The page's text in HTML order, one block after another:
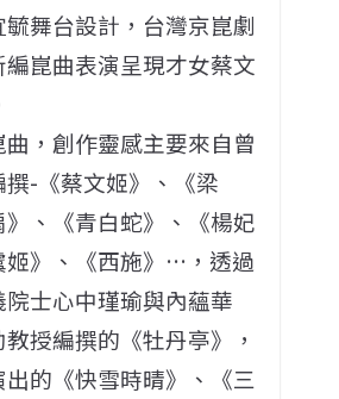
舞台設計，台灣京崑劇
崑曲表演呈現才女蔡文
，創作靈感主要來自曾
-《蔡文姬》、《梁
、《青白蛇》、《楊妃
姬》、《西施》…，透過
士心中瑾瑜與內蘊華
授編撰的《牡丹亭》，
的《快雪時晴》、《三